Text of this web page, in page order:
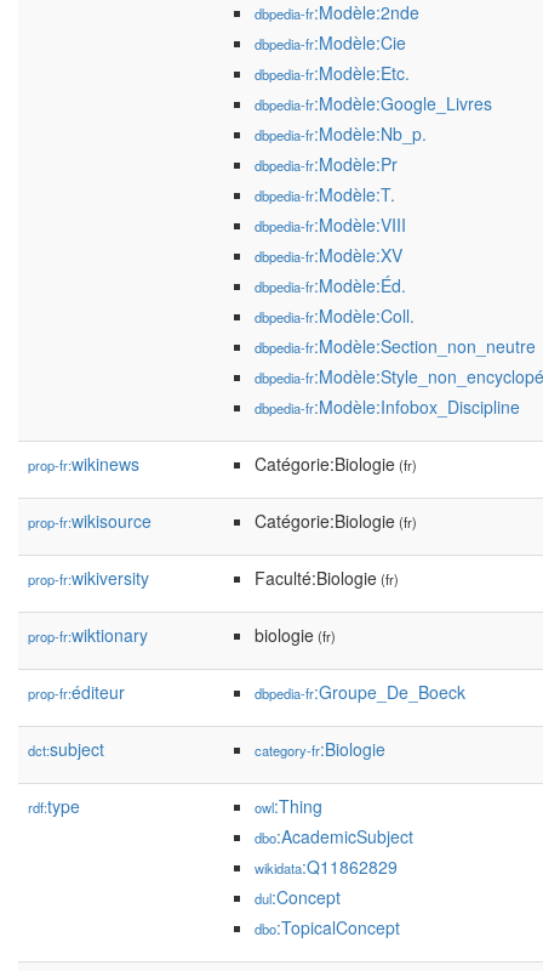
dbpedia-fr:Modèle:2nde
dbpedia-fr:Modèle:Cie
dbpedia-fr:Modèle:Etc.
dbpedia-fr:Modèle:Google_Livres
dbpedia-fr:Modèle:Nb_p.
dbpedia-fr:Modèle:Pr
dbpedia-fr:Modèle:T.
dbpedia-fr:Modèle:VIII
dbpedia-fr:Modèle:XV
dbpedia-fr:Modèle:Éd.
dbpedia-fr:Modèle:Coll.
dbpedia-fr:Modèle:Section_non_neutre
dbpedia-fr
dbpedia-fr:Modèle:Infobox_Discipline
prop-fr:wikinews Catégorie:Biologie(fr)
prop-fr:wikisource Catégorie:Biologie(fr)
prop-fr:wikiversity Faculté:Biologie(fr)
prop-fr:wiktionary biologie(fr)
prop-fr:éditeur dbpedia-fr:Groupe_De_Boeck
dct:subject category-fr:Biologie
rdf:type owl:Thing
dbo:AcademicSubject
wikidata:Q11862829
dul:Concept
dbo:TopicalConcept